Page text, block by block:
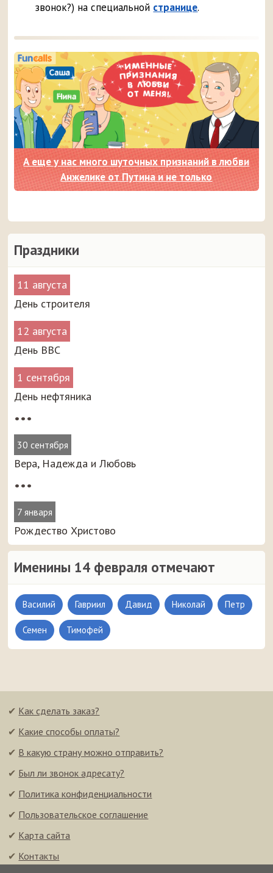
Праздники
11 августа
День строителя
12 августа
День ВВС
1 сентября
День нефтяника
•••
30 сентября
Вера, Надежда и Любовь
•••
7 января
Рождество Христово
Именины 14 февраля отмечают
Василий Гавриил Давид Николай Петр
Семен Тимофей
звонок?) на специальной странице.
А еще у нас много шуточных признаний в любви
Анжелике от Путина и не только
✔ Как сделать заказ?
✔ Какие способы оплаты?
✔ В какую страну можно отправить?
✔ Был ли звонок адресату?
✔ Политика конфиденциальности
✔ Пользовательское соглашение
✔ Карта сайта
✔ Контакты